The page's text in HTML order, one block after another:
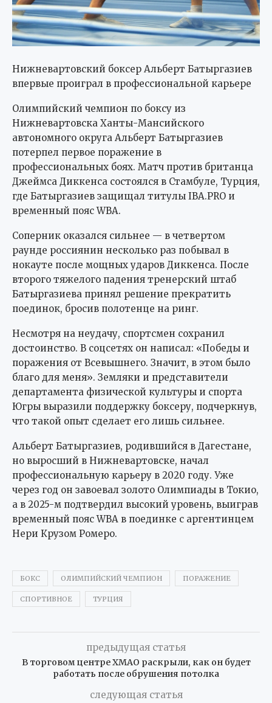
Нижневартовский боксер Альберт Батыргазиев
впервые проиграл в профессиональной карьере
Олимпийский чемпион по боксу из
Нижневартовска Ханты-Мансийского
автономного округа Альберт Батыргазиев
потерпел первое поражение в
профессиональных боях. Матч против британца
Джеймса Диккенса состоялся в Стамбуле, Турция,
где Батыргазиев защищал титулы IBA.PRO и
временный пояс WBA.
Соперник оказался сильнее — в четвертом
раунде россиянин несколько раз побывал в
нокауте после мощных ударов Диккенса. После
второго тяжелого падения тренерский штаб
Батыргазиева принял решение прекратить
поединок, бросив полотенце на ринг.
Несмотря на неудачу, спортсмен сохранил
достоинство. В соцсетях он написал: «Победы и
поражения от Всевышнего. Значит, в этом было
благо для меня». Земляки и представители
департамента физической культуры и спорта
Югры выразили поддержку боксеру, подчеркнув,
что такой опыт сделает его лишь сильнее.
Альберт Батыргазиев, родившийся в Дагестане,
но выросший в Нижневартовске, начал
профессиональную карьеру в 2020 году. Уже
через год он завоевал золото Олимпиады в Токио,
а в 2025-м подтвердил высокий уровень, выиграв
временный пояс WBA в поединке с аргентинцем
Нери Крузом Ромеро.
БОКС ОЛИМПИЙСКИЙ ЧЕМПИОН ПОРАЖЕНИЕ
СПОРТИВНОЕ ТУРЦИЯ
предыдущая статья
В торговом центре ХМАО раскрыли, как он будет
работать после обрушения потолка
следующая статья